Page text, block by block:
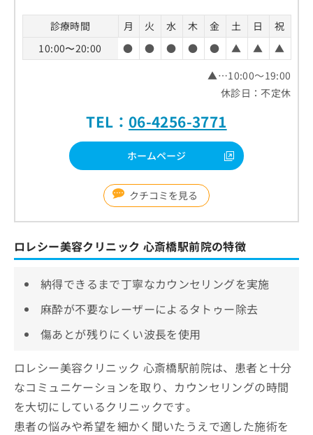
診療時間 月 火 水 木 金 土 日
祝
10:00〜20:00
● ● ● ● ● ▲ ▲
▲
▲…10:00～19:00
休診日：不定休
TEL： 06-4256-3771
ホームページ
クチコミを見る
ロレシー美容クリニック 心斎橋駅前院の特徴
納得できるまで丁寧なカウンセリングを実施
麻酔が不要なレーザーによるタトゥー除去
傷あとが残りにくい波長を使用
ロレシー美容クリニック 心斎橋駅前院は、患者と十分
なコミュニケーションを取り、カウンセリングの時間
を大切にしているクリニックです。
患者の悩みや希望を細かく聞いたうえで適した施術を